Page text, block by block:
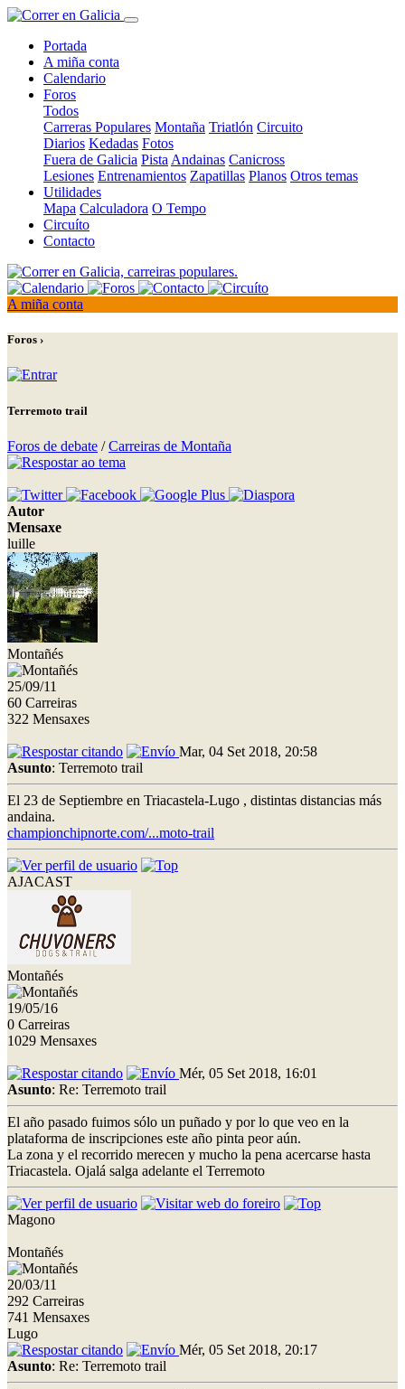
Portada
A miña conta
Calendario
Foros
Todos
Carreras Populares Montaña Triatlón Circuito
Diarios Kedadas Fotos
Fuera de Galicia Pista Andainas Canicross
Lesiones Entrenamientos Zapatillas Planos Otros temas
Utilidades
Mapa Calculadora O Tempo
Circuíto
Contacto
A miña conta
Foros ›
Terremoto trail
Foros de debate /Carreiras de Montaña
Autor
Mensaxe
luille
Montañés
25/09/11
60 Carreiras
322 Mensaxes
Mar, 04 Set 2018, 20:58
Asunto: Terremoto trail
El 23 de Septiembre en Triacastela-Lugo , distintas distancias más
andaina.
championchipnorte.com/...moto-trail
AJACAST
Montañés
19/05/16
0 Carreiras
1029 Mensaxes
Mér, 05 Set 2018, 16:01
Asunto: Re: Terremoto trail
El año pasado fuimos sólo un puñado y por lo que veo en la
plataforma de inscripciones este año pinta peor aún.
La zona y el recorrido merecen y mucho la pena acercarse hasta
Triacastela. Ojalá salga adelante el Terremoto
Magono
Montañés
20/03/11
292 Carreiras
741 Mensaxes
Lugo
Mér, 05 Set 2018, 20:17
Asunto: Re: Terremoto trail